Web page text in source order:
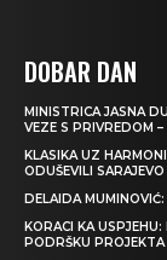
DOBAR DAN
MINISTRICA JASNA
VEZE S PRIVREDOM
KLASIKA UZ
ODUŠEVILI
DELAIDA
KORACI KA
PODRŠKU PROJEKTA